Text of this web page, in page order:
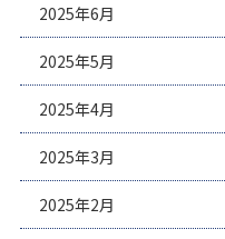
2025年6月
2025年5月
2025年4月
2025年3月
2025年2月